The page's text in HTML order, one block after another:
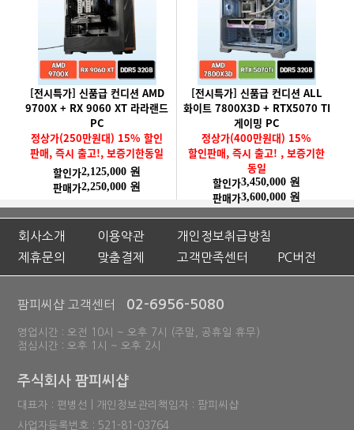
[전시특가] 신품급 컨디션 AMD
9700X + RX 9060 XT 라라랜드
PC
정상가(250만원대) 15% 할인
판매, 즉시 출고!, 보증기한동일
할인가2,125,000 원
판매가2,250,000 원
[전시특가] 신품급 컨디션 ALL
화이트 7800X3D + RTX5070 TI
게이밍 PC
정상가(400만원대) 15%
할인판매, 즉시 출고! , 보증기한
동일
할인가3,450,000 원
판매가3,600,000 원
회사소개 이용약관
개인정보취급방침
제휴문의
맞춤결제 고객만족센터 PC버전
팜피씨샵 고객센터 02-6956-5080
영업시간 : 오전 10시 ~ 오후 7시 (주말, 공휴일 휴무)
점심시간 : 오후 1시 ~ 오후 2시
주식회사 팜피씨샵
대표자 : 편병선 | 개인정보관리책임자 : 팜피씨샵
사업자등록번호 : 521-81-03764